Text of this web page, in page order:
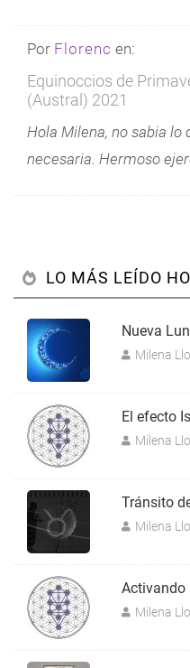
Por Florenc en:
Equinoccios de
(Austral) 2021
Hola Milena, no sabia lo
necesaria. Hermoso
LO MÁS LEÍDO
Nueva
Milena
El efecto
Milena
Tránsito
Milena
Activando
Milena